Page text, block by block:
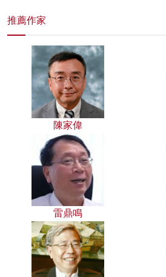
推薦作家
陳家偉
雷鼎鳴